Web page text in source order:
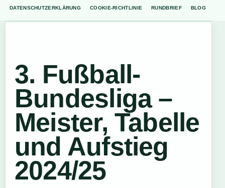
DATENSCHUTZERKLÄRUNG COOKIE-RICHTLINIE RUNDBRIEF BLOG
3. Fußball-
Bundesliga –
Meister, Tabelle
und Aufstieg
2024/25